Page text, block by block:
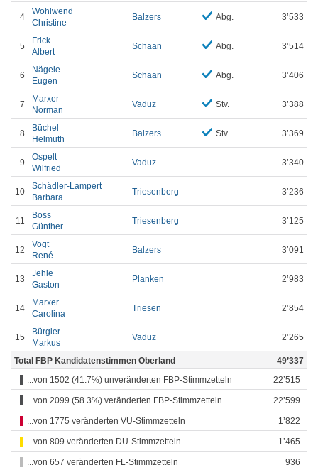
4
Wohlwend
Christine
Balzers Abg. 3’533
5
Frick
Albert
Schaan Abg. 3’514
6
Nägele
Eugen
Schaan Abg. 3’406
7
Marxer
Norman
Vaduz Stv. 3’388
8
Büchel
Helmuth
Balzers Stv. 3’369
9
Ospelt
Wilfried
Vaduz 3’340
10
Schädler-Lampert
Barbara
Triesenberg 3’236
11
Boss
Günther
Triesenberg 3’125
12
Vogt
René
Balzers 3’091
13
Jehle
Gaston
Planken 2’983
14
Marxer
Carolina
Triesen 2’854
15
Bürgler
Markus
Vaduz 2’265
Total FBP Kandidatenstimmen Oberland
49’337
...von 1502 (41.7%) unveränderten FBP-Stimmzetteln
22’515
...von 2099 (58.3%) veränderten FBP-Stimmzetteln 22’599
...von 1775 veränderten VU-Stimmzetteln 1’822
...von 809 veränderten DU-Stimmzetteln 1’465
...von 657 veränderten FL-Stimmzetteln 936